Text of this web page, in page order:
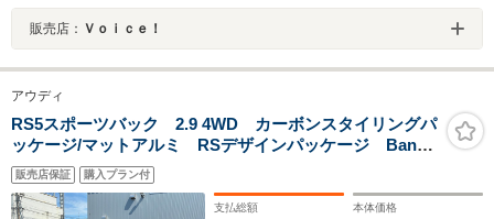
販売店： Ｖｏｉｃｅ！
アウディ
RS5スポーツバック 2.9 4WD カーボンスタイリングパ
ッケージ/マットアルミ RSデザインパッケージ Bang
& Olufsen 3Dアドバンストサウンドシステム 360カメ
ラ パワーゲート 駐車監視モーション純正ドライブレ
コーダー
販売店保証 購入プラン付
支払総額 本体価格